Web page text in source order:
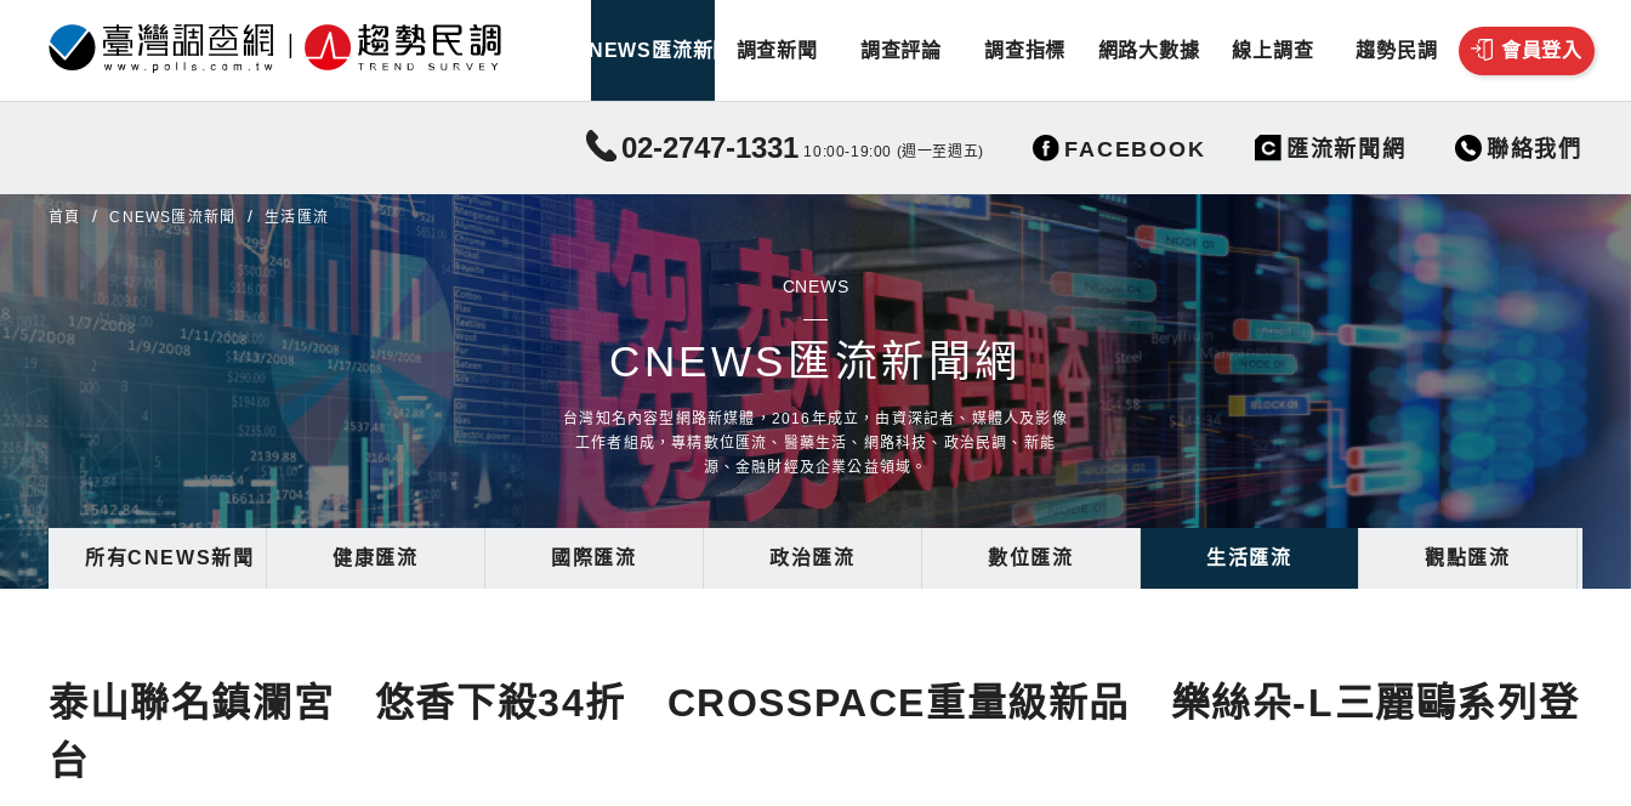
CNEWS匯流新聞 調查新聞 調查評論 調查指標 網路大數據 線上調查 趨勢民調 會員登入
02-2747-1331 10:00-19:00 (週一至週五) FACEBOOK 匯流新聞網 聯絡我們
首頁 CNEWS匯流新聞 生活匯流
CNEWS
CNEWS匯流新聞網
台灣知名內容型網路新媒體，2016年成立，由資深記者、媒體人及影像
工作者組成，專精數位匯流、醫藥生活、網路科技、政治民調、新能
源、金融財經及企業公益領域。
所有CNEWS新聞 健康匯流 國際匯流 政治匯流 數位匯流 生活匯流 觀點匯流
泰山聯名鎮瀾宮 悠香下殺34折 CROSSPACE重量級新品 樂絲朵-L三麗鷗系列登
台